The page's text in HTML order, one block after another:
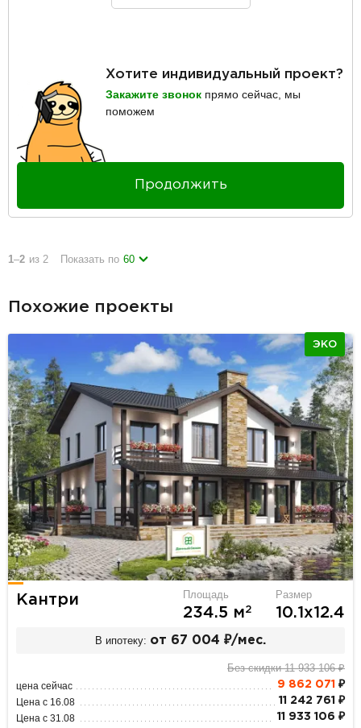
Хотите индивидуальный проект?
Закажите звонок прямо сейчас, мы
поможем
Продолжить
1–2 из 2 Показать по 60
Похожие проекты
ЭКО
Кантри Площадь
234.5 м2
Размер
10.1х12.4
В ипотеку: от 67 004 ₽/мес.
Без скидки 11 933 106 ₽
цена сейчас 9 862 071 ₽
Цена с 16.08 11 242 761 ₽
Цена с 31.08 11 933 106 ₽